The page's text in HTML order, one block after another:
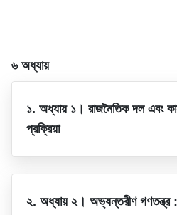
৬ অধ্যায়
১. অধ্যায় ১। রাজনৈতিক দল এবং
প্রক্রিয়া
২. অধ্যায় ২। অভ্যন্তরীণ গণতন্ত্র :